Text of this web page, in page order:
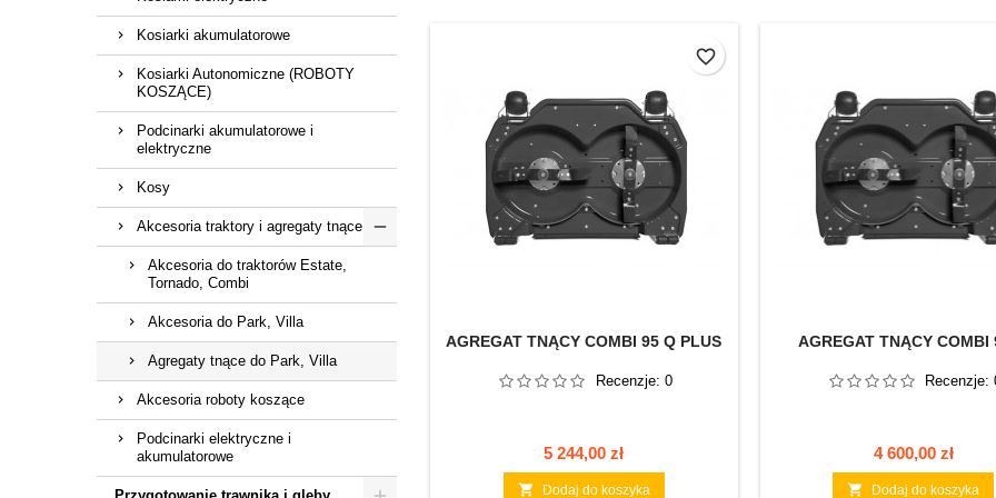
Kosiarki akumulatorowe
Kosiarki Autonomiczne (ROBOTY
KOSZĄCE)
Podcinarki akumulatorowe i
elektryczne
Kosy
Akcesoria traktory i agregaty tnące
Akcesoria do traktorów Estate,
Tornado, Combi
Akcesoria do Park, Villa
Agregaty tnące do Park, Villa
Akcesoria roboty koszące
Podcinarki elektryczne i
akumulatorowe
AGREGAT TNĄCY COMBI 95 Q PLUS
Recenzje: 0
Cena
5 244,00 zł
 Dodaj do koszyka
favorite_border
AGREGAT TNĄCY COMBI
Recenzje:
Cena
4 600,00 zł
 Dodaj do koszyka